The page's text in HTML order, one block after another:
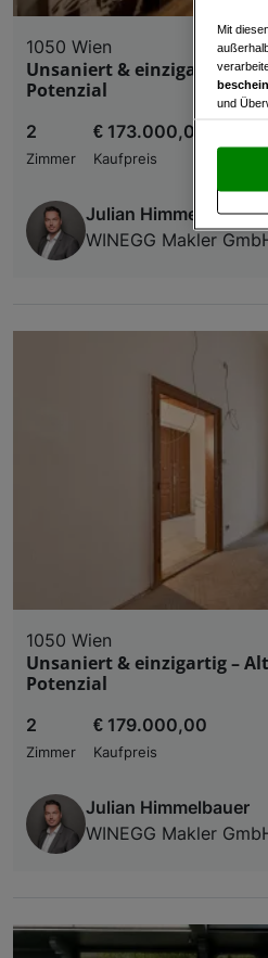
1050 Wien
Unsaniert & einzigartig –
Potenzial
2
Zimmer
€ 173.000,00
Kaufpreis
Julian Himmelbauer
WINEGG Makler
1050 Wien
Unsaniert & einzigartig –
Potenzial
2
Zimmer
€ 179.000,00
Kaufpreis
Julian Himmelbauer
WINEGG Makler
Mit
und
und
„Cookie